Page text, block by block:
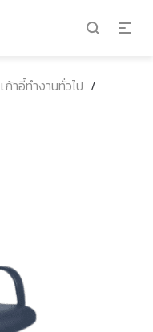
เก้าอี้ทำงานทั่วไป /